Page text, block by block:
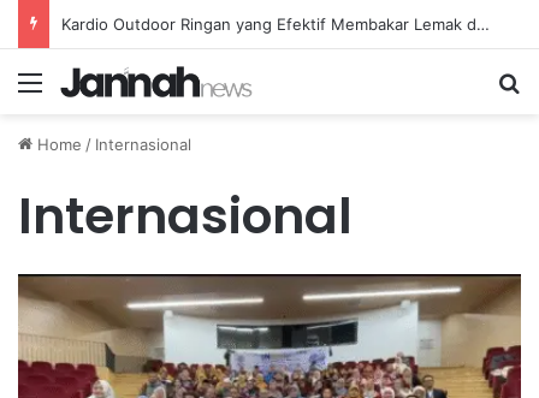
Kardio Outdoor Ringan yang Efektif Membakar Lemak dan Menyegarkan Tubuh Anda
Menu
Home / Internasional
Internasional